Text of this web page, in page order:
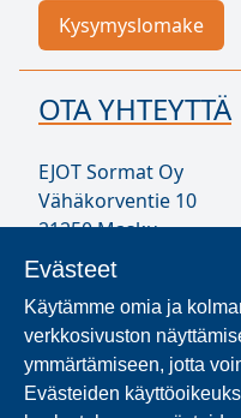
Evästeet
Käytämme omia ja
verkkosivuston
ymmärtämiseen, jotta
Evästeiden
Kysymyslomake
OTA YHTEYTTÄ
EJOT Sormat Oy
Vähäkorventie 10
21250 Masku
Puh. 020 794 0200
Y-tunnus 1707723-1
Yhteystiedot